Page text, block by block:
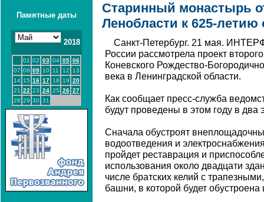
Памятные даты
2018
01 02 03 04 05 06
07 08 09 10 11 12
13
14 15 16 17 18 19 20
21 22 23 24 25 26 27
28 29 30 31
Старинный монастырь
Ленобласти к 625-летию
Санкт-Петербург. 21 мая.
России рассмотрела проект
Коневского Рождество-
века в Ленинградской области.
Как сообщает пресс-служба
будут проведены в этом году в два
Сначала обустроят
водоотведения и
пройдет реставрация и
использования около двадцати
числе братских келий с
башни, в которой будет обустроена